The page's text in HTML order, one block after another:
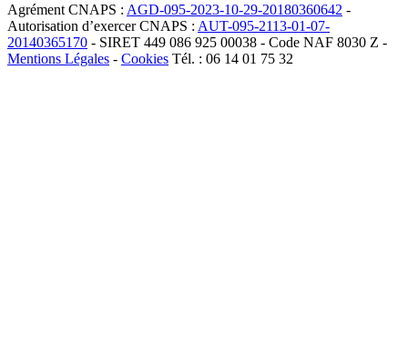
Agrément CNAPS : AGD-095-2023-10-29-20180360642 -
Autorisation d’exercer CNAPS : AUT-095-2113-01-07-
20140365170 - SIRET 449 086 925 00038 - Code NAF 8030 Z -
Mentions Légales - Cookies Tél. : 06 14 01 75 32